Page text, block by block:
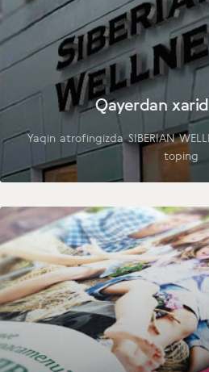
Qayerdan
Yaqin atrofingizda SIBERIAN
toping